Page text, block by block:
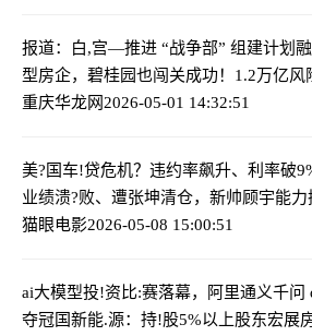
报道：白,宫—推进 “战争部” 组建计划
型房企，碧桂园也闯关成功！1.2万亿风
重庆华龙网2026-05-01 14:32:51
美?国车!贷危机？违约率飙升、利率破
业绩溃?败、遭张坤清仓，新帅顾宇能力
猫眼电影2026-05-08 15:00:51
ai大模型投!资比:赛落幕，阿里通义千问
夺冠国新能.源：持!股5%以上股东宏展